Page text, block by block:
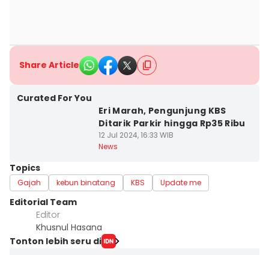
Share Article
Curated For You
Eri Marah, Pengunjung KBS
Ditarik Parkir hingga Rp35 Ribu
12 Jul 2024, 16:33 WIB
News
Topics
Gajah kebun binatang KBS Update me
Editorial Team
Editor
Khusnul Hasana
Tonton lebih seru di